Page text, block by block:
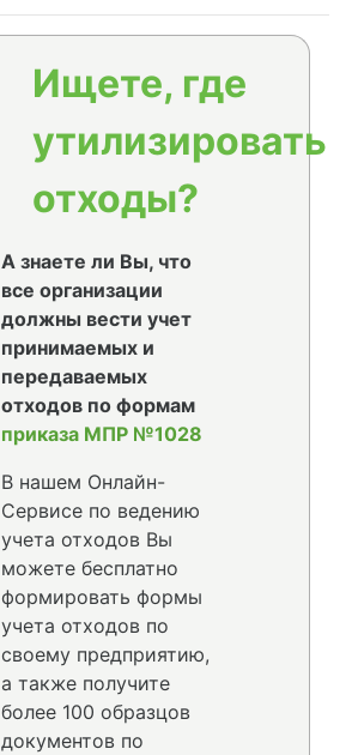
Ищете, где
утилизировать
отходы?
А знаете ли Вы, что
все организации
должны вести учет
принимаемых и
передаваемых
отходов по формам
приказа МПР №1028
В нашем Онлайн-
Сервисе по ведению
учета отходов Вы
можете бесплатно
формировать формы
учета отходов по
своему предприятию,
а также получите
более 100 образцов
документов по